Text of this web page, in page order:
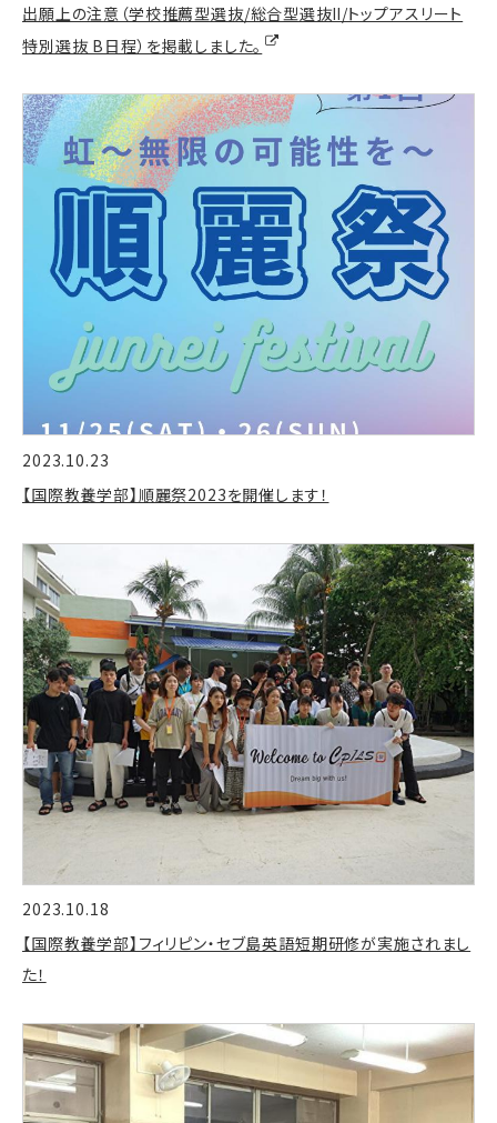
出願上の注意（学校推薦型選抜/総合型選抜Ⅱ/トップアスリート
特別選抜 B日程）を掲載しました。
2023.10.23
【国際教養学部】順麗祭2023を開催します！
2023.10.18
【国際教養学部】フィリピン・セブ島英語短期研修が実施されまし
た！